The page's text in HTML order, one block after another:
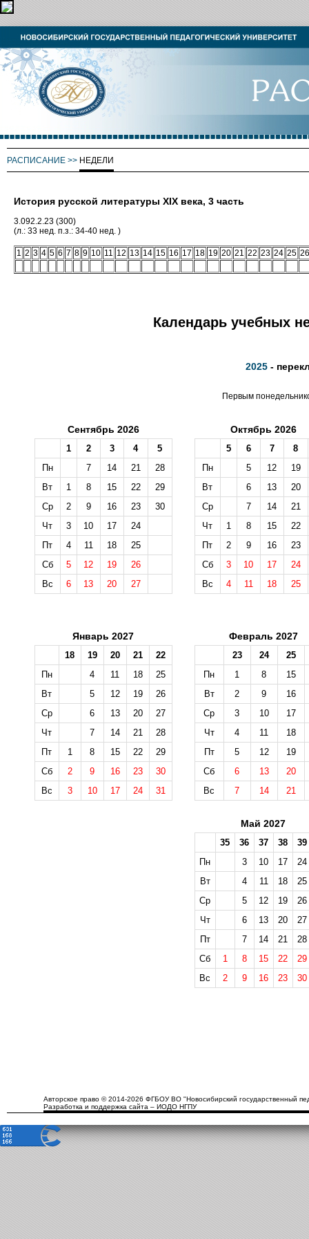
РАСПИСАНИЕ >> НЕДЕЛИ
История русской литературы XIX века, 3 часть
3.092.2.23 (300)
(л.: 33 нед. п.з.: 34-40 нед. )
1 2 3 4 5 6 7 8 9 10 11 12 13 14 15 16 17 18 19 20 21 22 23 24 25 26
Календарь учебных
2025 -
Первым
Сентябрь 2026
1 2 3 4
5
Пн
7 14 21
28
Вт
1 8 15 22
29
Ср
2 9 16 23
30
Чт
3 10 17
24
Пт
4 11 18
25
Сб
5 12 19
26
Вс
6 13 20 27
Октябрь 2026
5 6 7
8
Пн
5 12
19
Вт
6 13
20
Ср
7 14
21
Чт
1 8 15
22
Пт
2 9 16
23
Сб
3 10 17
24
Вс
4 11 18 25
Январь 2027
18 19 20 21
22
Пн
4 11 18
25
Вт
5 12 19
26
Ср
6 13 20
27
Чт
7 14 21
28
Пт
1 8 15 22
29
Сб
2 9 16 23
30
Вс
3 10 17 24 31
Февраль 2027
23 24
25
Пн
1 8
15
Вт
2 9
16
Ср
3 10
17
Чт
4 11
18
Пт
5 12
19
Сб
6 13
20
Вс
7 14 21
Май 2027
35 36 37 38
39
Пн
3 10 17
24
Вт
4 11 18
25
Ср
5 12 19
26
Чт
6 13 20
27
Пт
7 14 21
28
Сб
1 8 15 22
29
Вс
2 9 16 23 30
Авторское право © 2014-2026 ФГБОУ ВО "Новосибирский государственный
Разработка и поддержка сайта – ИОДО НГПУ